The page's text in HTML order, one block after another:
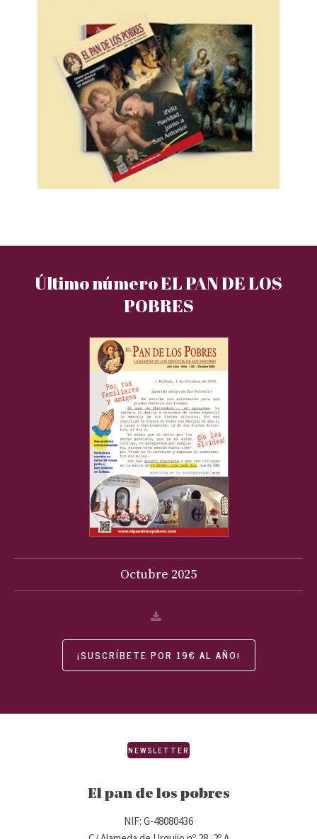
Último número EL PAN DE LOS
POBRES
Octubre 2025
¡SUSCRÍBETE POR 19€ AL AÑO!
El pan de los pobres
NIF: G-48080436
NEWSLETTER